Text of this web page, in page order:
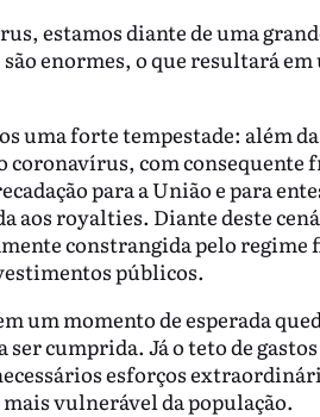
estamos diante de uma
enormes, o que resultará em
uma forte tempestade: além
coronavírus, com consequente
para a União e para
royalties. Diante deste
constrangida pelo regime
públicos.
um momento de esperada
cumprida. Já o teto de
esforços
mais vulnerável da população.